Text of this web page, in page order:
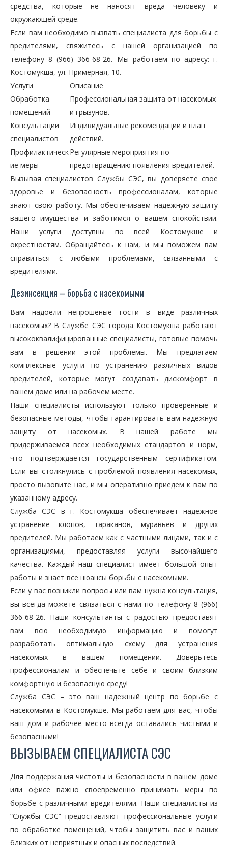
средства, которые не наносят вреда человеку и
окружающей среде.
Если вам необходимо вызвать специалиста для борьбы с
вредителями, свяжитесь с нашей организацией по
телефону 8 (966) 366-68-26. Мы работаем по адресу: г.
Костомукша, ул. Примерная, 10.
Услуги
Описание
Обработка
помещений
Профессиональная защита от насекомых
и грызунов.
Консультации
специалистов
Индивидуальные рекомендации и план
действий.
Профилактическ
ие меры
Регулярные мероприятия по
предотвращению появления вредителей.
Вызывая специалистов Службы СЭС, вы доверяете свое
здоровье и безопасность профессионалам, которые
знают свою работу. Мы обеспечиваем надежную защиту
вашего имущества и заботимся о вашем спокойствии.
Наши услуги доступны по всей Костомукше и
окрестностям. Обращайтесь к нам, и мы поможем вам
справиться с любыми проблемами, связанными с
вредителями.
Дезинсекция – борьба с насекомыми
Вам надоели непрошеные гости в виде различных
насекомых? В Службе СЭС города Костомукша работают
высококвалифицированные специалисты, готовые помочь
вам в решении этой проблемы. Мы предлагаем
комплексные услуги по устранению различных видов
вредителей, которые могут создавать дискомфорт в
вашем доме или на рабочем месте.
Наши специалисты используют только проверенные и
безопасные методы, чтобы гарантировать вам надежную
защиту от насекомых. В нашей работе мы
придерживаемся всех необходимых стандартов и норм,
что подтверждается государственным сертификатом.
Если вы столкнулись с проблемой появления насекомых,
просто вызовите нас, и мы оперативно приедем к вам по
указанному адресу.
Служба СЭС в г. Костомукша обеспечивает надежное
устранение клопов, тараканов, муравьев и других
вредителей. Мы работаем как с частными лицами, так и с
организациями, предоставляя услуги высочайшего
качества. Каждый наш специалист имеет большой опыт
работы и знает все нюансы борьбы с насекомыми.
Если у вас возникли вопросы или вам нужна консультация,
вы всегда можете связаться с нами по телефону 8 (966)
366-68-26. Наши консультанты с радостью предоставят
вам всю необходимую информацию и помогут
разработать оптимальную схему для устранения
насекомых в вашем помещении. Доверьтесь
профессионалам и обеспечьте себе и своим близким
комфортную и безопасную среду!
Служба СЭС – это ваш надежный центр по борьбе с
насекомыми в Костомукше. Мы работаем для вас, чтобы
ваш дом и рабочее место всегда оставались чистыми и
безопасными!
ВЫЗЫВАЕМ СПЕЦИАЛИСТА СЭС
Для поддержания чистоты и безопасности в вашем доме
или офисе важно своевременно принимать меры по
борьбе с различными вредителями. Наши специалисты из
“Службы СЭС” предоставляют профессиональные услуги
по обработке помещений, чтобы защитить вас и ваших
близких от неприятных и опасных последствий.